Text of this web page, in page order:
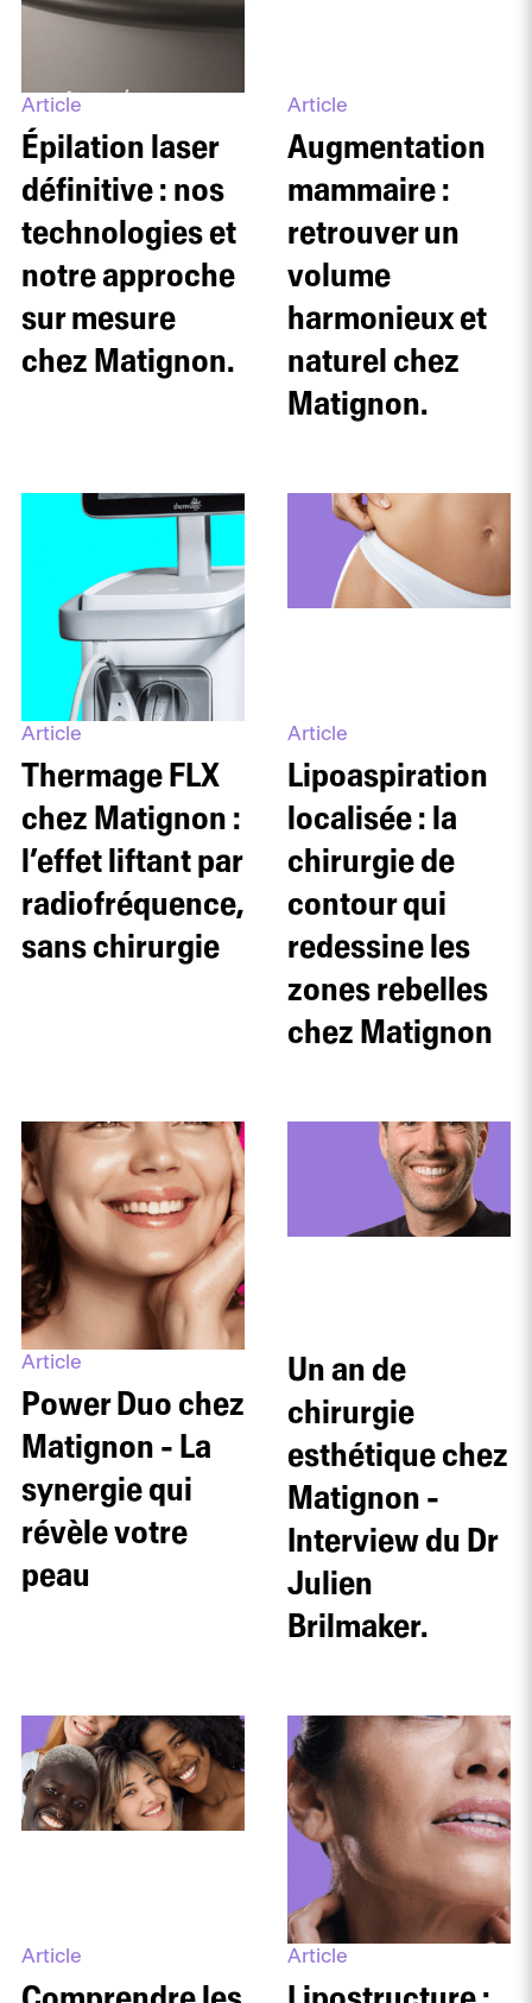
Article
Épilation laser
définitive : nos
technologies et
notre approche
sur mesure
chez Matignon.
Article
Augmentation
mammaire :
retrouver un
volume
harmonieux et
naturel chez
Matignon.
Article
Thermage FLX
chez Matignon :
l’effet liftant par
radiofréquence,
sans chirurgie
Article
Lipoaspiration
localisée : la
chirurgie de
contour qui
redessine les
zones rebelles
chez Matignon
Article
Power Duo chez
Matignon - La
synergie qui
révèle votre
peau
Un an de
chirurgie
esthétique chez
Matignon -
Interview du Dr
Julien
Brilmaker.
Article Article